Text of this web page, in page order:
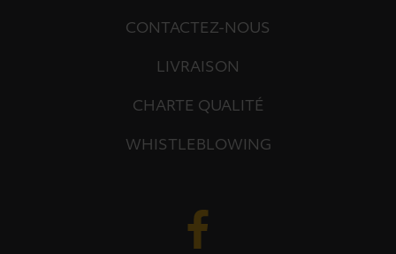
CONTACTEZ-NOUS
LIVRAISON
CHARTE QUALITÉ
WHISTLEBLOWING